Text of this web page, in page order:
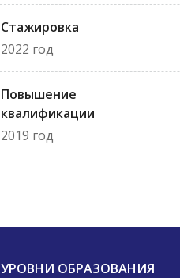
Стажировка
2022 год
Повышение
квалификации
2019 год
УРОВНИ ОБРАЗОВАНИЯ